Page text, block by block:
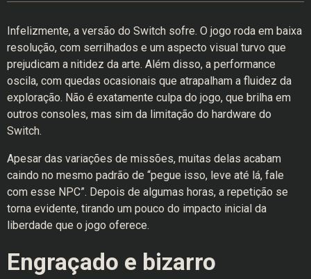
Infelizmente, a versão do Switch sofre. O jogo roda em baixa
resolução, com serrilhados e um aspecto visual turvo que
prejudicam a nitidez da arte. Além disso, a performance
oscila, com quedas ocasionais que atrapalham a fluidez da
exploração. Não é exatamente culpa do jogo, que brilha em
outros consoles, mas sim da limitação do hardware do
Switch.
Apesar das variações de missões, muitas delas acabam
caindo no mesmo padrão de “pegue isso, leve até lá, fale
com esse NPC”. Depois de algumas horas, a repetição se
torna evidente, tirando um pouco do impacto inicial da
liberdade que o jogo oferece.
Engraçado e bizarro